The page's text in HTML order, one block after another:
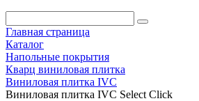
Главная страница
Каталог
Напольные покрытия
Кварц виниловая плитка
Виниловая плитка IVC
Виниловая плитка IVC Select Click